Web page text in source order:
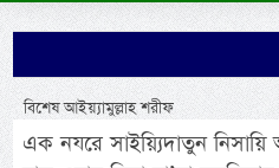
বিশেষ আইয়্যামুল্লাহ শরীফ
এক নযরে সাইয়্যিদাতুন